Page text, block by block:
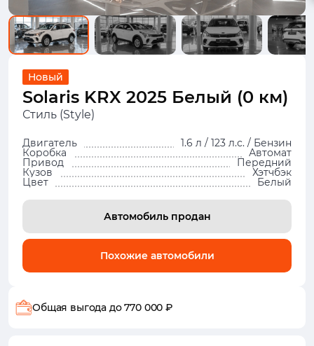
Новый
Solaris KRX 2025 Белый (0 км)
Стиль (Style)
Двигатель 1.6 л / 123 л.с. / Бензин
Коробка Автомат
Привод Передний
Кузов Хэтчбэк
Цвет Белый
Автомобиль продан
Похожие автомобили
Общая выгода до 770 000 ₽